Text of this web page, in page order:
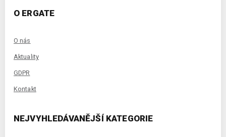
O ERGATE
O nás
Aktuality
GDPR
Kontakt
NEJVYHLEDÁVANĚJŠÍ KATEGORIE